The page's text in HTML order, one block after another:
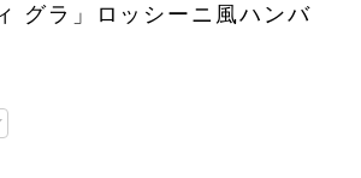
グラ」ロッシーニ風ハンバ